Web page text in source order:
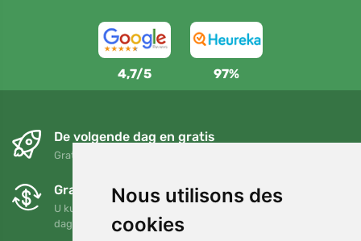
Nous utilisons des
cookies
4,7/5 97%
De volgende dag en gratis
Gratis verzending voor bestellingen boven 95 EUR
Gratis ruilen en retourneren
U kunt uw bestelling op elk gewenst moment binnen 90
dagen retourneren of ruilen